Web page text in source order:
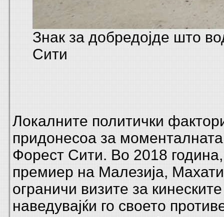
Знак за добредојде што
Сити
Локалните политички
придонесоа за моменталната
Форест Сити. Во 2018
премиер на Малезија,
ограничи визите за
наведувајќи го своето